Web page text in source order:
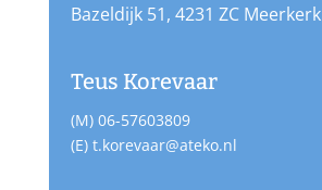
Bazeldijk 51, 4231 ZC Meerkerk
Teus Korevaar
(M) 06-57603809
(E) t.korevaar@ateko.nl